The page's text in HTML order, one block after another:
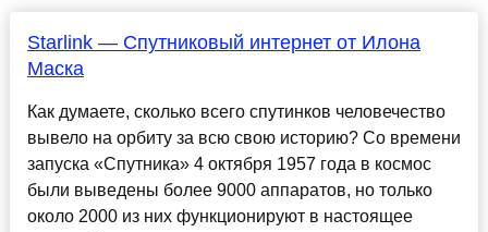
Starlink — Спутниковый интернет от Илона
Маска
Как думаете, сколько всего спутинков человечество
вывело на орбиту за всю свою историю? Со времени
запуска «Спутника» 4 октября 1957 года в космос
были выведены более 9000 аппаратов, но только
около 2000 из них функционируют в настоящее